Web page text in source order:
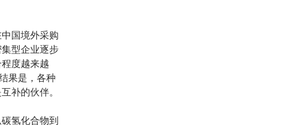
国境外采购
型企业逐步
度越来越
果是，各种
补的伙伴。
氢化合物到